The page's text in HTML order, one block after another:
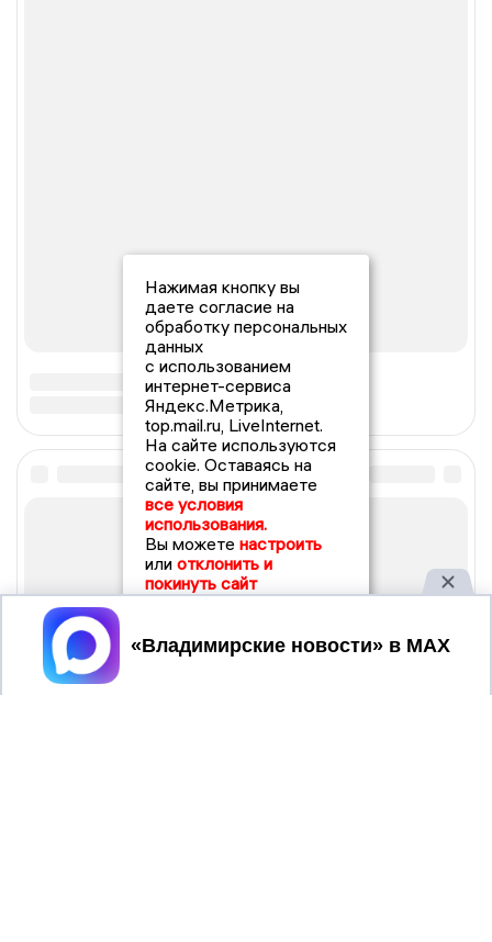
Нажимая кнопку вы
даете согласие на
обработку персональных
данных
с использованием
интернет-сервиса
Яндекс.Метрика,
top.mail.ru, LiveInternet.
На сайте используются
cookie. Оставаясь на
сайте, вы принимаете
все условия
использования.
Вы можете настроить
или отклонить и
покинуть сайт
Принять